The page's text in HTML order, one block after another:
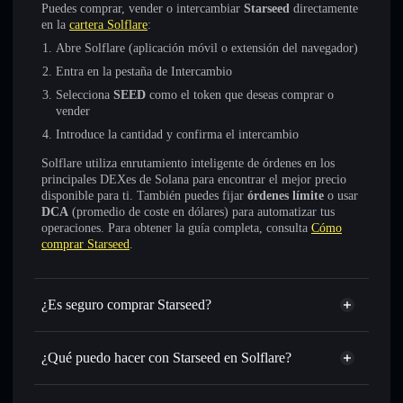
Puedes comprar, vender o intercambiar Starseed directamente
en la cartera Solflare:
Abre Solflare (aplicación móvil o extensión del navegador)
Entra en la pestaña de Intercambio
Selecciona SEED como el token que deseas comprar o
vender
Introduce la cantidad y confirma el intercambio
Solflare utiliza enrutamiento inteligente de órdenes en los
principales DEXes de Solana para encontrar el mejor precio
disponible para ti. También puedes fijar órdenes límite o usar
DCA (promedio de coste en dólares) para automatizar tus
operaciones. Para obtener la guía completa, consulta Cómo
comprar Starseed.
¿Es seguro comprar Starseed?
Starseed no está verificado
¿Qué puedo hacer con Starseed en Solflare?
Starseed
cartera de Solflare